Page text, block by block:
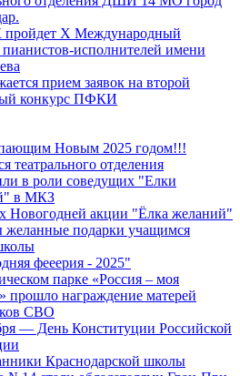
Х Международный
пианистов-исполнителей имени
прием заявок на второй
конкурс ПФКИ
Новым 2025 годом!!!
театрального отделения
в роли соведущих "Елки
в МКЗ
Новогодней акции "Ёлка желаний"
желанные подарки учащимся
фееерия - 2025"
парке «Россия – моя
прошло награждение матерей
СВО
— День Конституции Российской
Краснодарской школы